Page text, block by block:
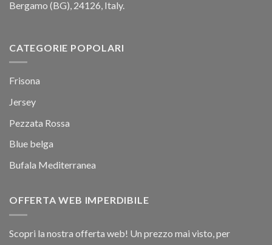
Bergamo (BG), 24126, Italy.
CATEGORIE POPOLARI
Frisona
Jersey
Pezzata Rossa
Blue belga
Bufala Mediterranea
OFFERTA WEB IMPERDIBILE
Scopri la nostra offerta web! Un prezzo mai visto, per